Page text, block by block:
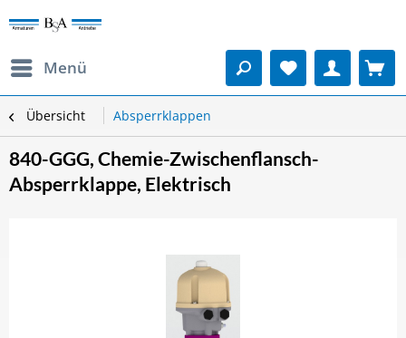
Menü
Übersicht Absperrklappen
840-GGG, Chemie-Zwischenflansch-
Absperrklappe, Elektrisch